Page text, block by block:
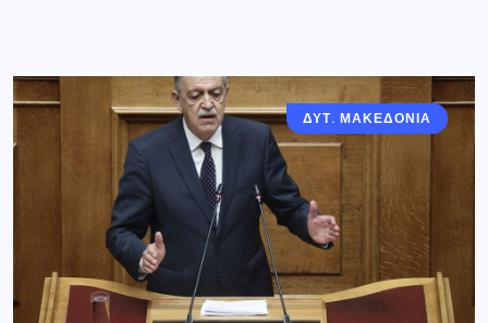
ΓΝΩΜΕΣ
ΔΥΤ. ΜΑΚΕΔΟΝΙΑ